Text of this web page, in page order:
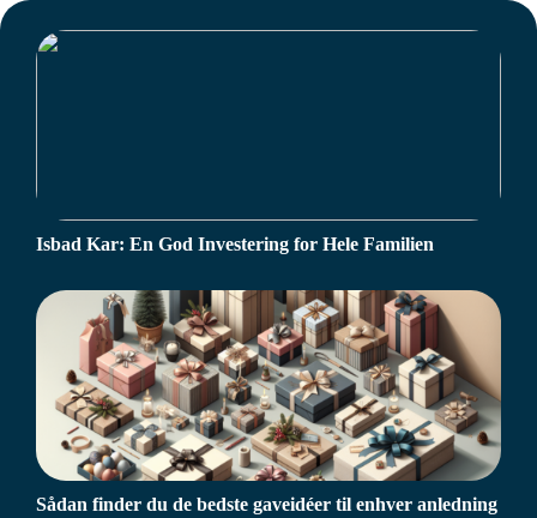
Isbad Kar: En God Investering for Hele Familien
Sådan finder du de bedste gaveidéer til enhver anledning